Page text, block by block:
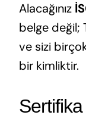
Alacağınız
belge değil;
ve sizi
bir kimliktir.